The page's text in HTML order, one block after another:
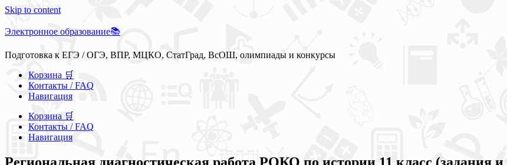
Skip to content
Электронное образование📚
Подготовка к ЕГЭ / ОГЭ, ВПР, МЦКО, СтатГрад, ВсОШ, олимпиады и конкурсы
Корзина 🛒
Контакты / FAQ
Навигация
Корзина 🛒
Контакты / FAQ
Навигация